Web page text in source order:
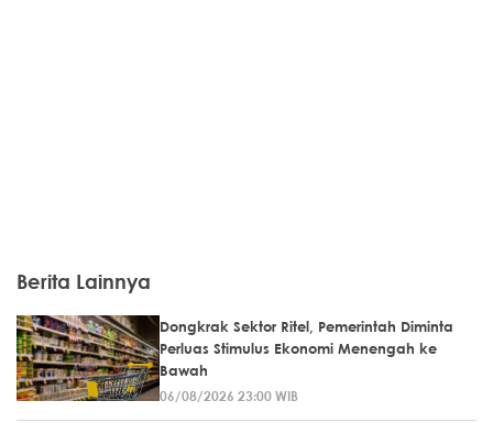
Berita Lainnya
Dongkrak Sektor Ritel, Pemerintah Diminta
Perluas Stimulus Ekonomi Menengah ke
Bawah
06/08/2026 23:00 WIB